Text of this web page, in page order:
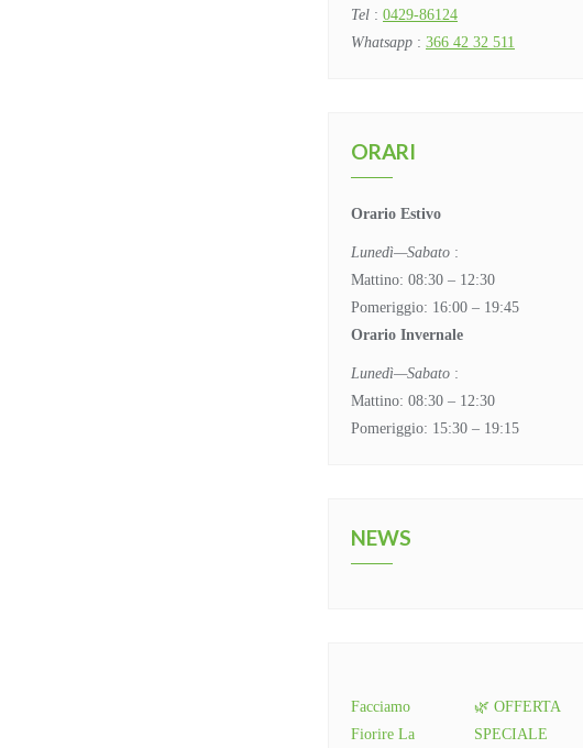
Tel : 0429-86124
Whatsapp : 366 42 32 511
ORARI
Orario Estivo
Lunedì—Sabato :
Mattino: 08:30 – 12:30
Pomeriggio: 16:00 – 19:45
Orario Invernale
Lunedì—Sabato :
Mattino: 08:30 – 12:30
Pomeriggio: 15:30 – 19:15
NEWS
Facciamo
Fiorire La
🌿 OFFERTA
SPECIALE